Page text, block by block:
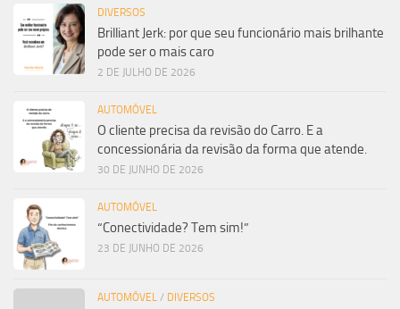
DIVERSOS
Brilliant Jerk: por que seu funcionário mais brilhante
pode ser o mais caro
2 DE JULHO DE 2026
AUTOMÓVEL
O cliente precisa da revisão do Carro. E a
concessionária da revisão da forma que atende.
30 DE JUNHO DE 2026
AUTOMÓVEL
“Conectividade? Tem sim!”
23 DE JUNHO DE 2026
AUTOMÓVEL / DIVERSOS